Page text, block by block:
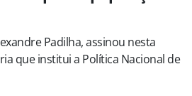
Padilha, assinou nesta
que institui a Política Nacional de